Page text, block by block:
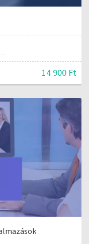
MS Excel/Visual Basic/Power BI/Python adatelemzési szakértő
14 900 Ft